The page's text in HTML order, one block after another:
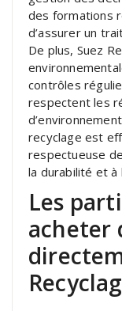
des formations
d’assurer un
De plus, Suez
contrôles
respectent les
recyclage est
respectueuse
la durabilité et
Les
acheter